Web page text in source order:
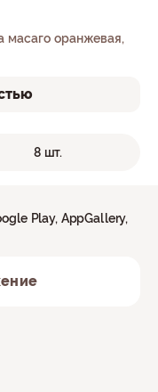
масаго оранжевая,
8 шт.
Play, AppGallery,